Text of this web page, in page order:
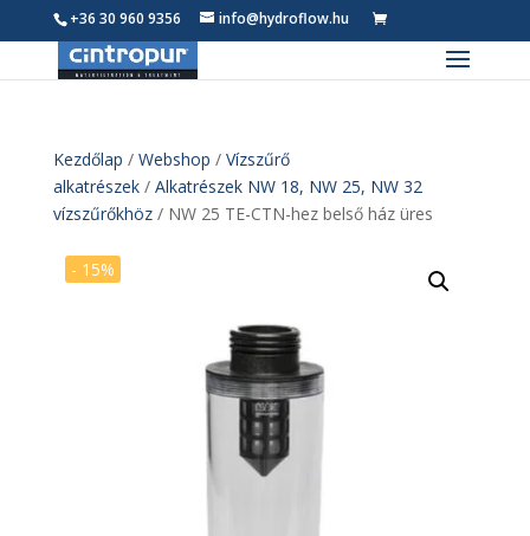
+36 30 960 9356 info@hydroflow.hu
Kezdőlap / Webshop / Vízszűrő
alkatrészek/ Alkatrészek NW 18, NW 25, NW 32
vízszűrőkhöz/ NW 25 TE-CTN-hez belső ház üres
- 15%